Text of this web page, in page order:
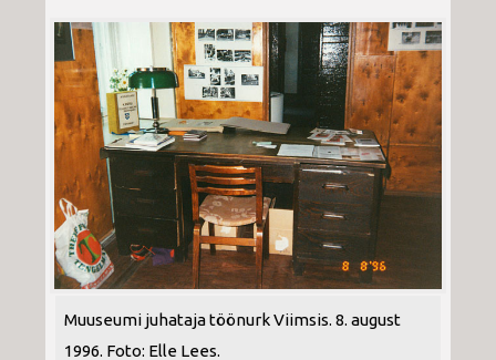
Muuseumi juhataja töönurk Viimsis. 8. august
1996. Foto: Elle Lees.